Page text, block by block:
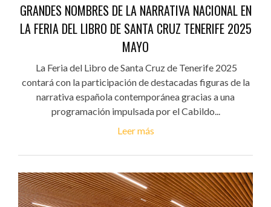
GRANDES NOMBRES DE LA NARRATIVA NACIONAL EN
LA FERIA DEL LIBRO DE SANTA CRUZ TENERIFE 2025
MAYO
La Feria del Libro de Santa Cruz de Tenerife 2025
contará con la participación de destacadas figuras de la
narrativa española contemporánea gracias a una
programación impulsada por el Cabildo...
Leer más